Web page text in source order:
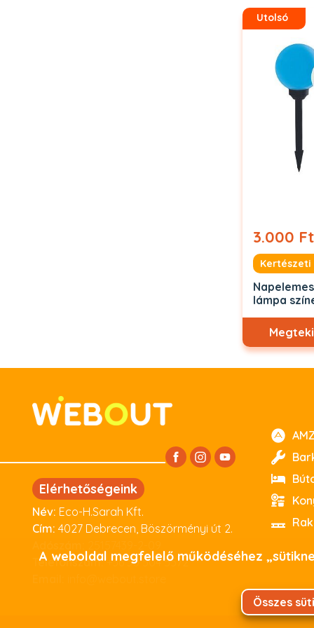
Utolsó
3.000 Ft
Kertészeti
lámpa
Elérhetőségeink
Név: Eco-H.Sarah Kft.
Cím: 4027 Debrecen, Böszörményi út 2.
Telefonszám:+36 30 504 5572
A weboldal megfelelő működéséhez
Összes